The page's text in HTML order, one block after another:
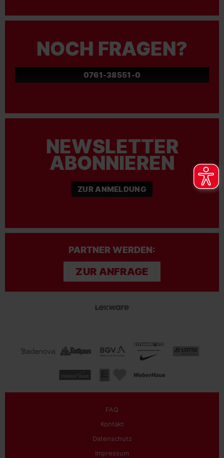
NOCH FRAGEN?
0761-38551-0
NEWSLETTER
ABONNIEREN
ZUR ANMELDUNG
PARTNER WERDEN:
ZUR ANFRAGE
FAQ
Kontakt
Datenschutz
Impressum